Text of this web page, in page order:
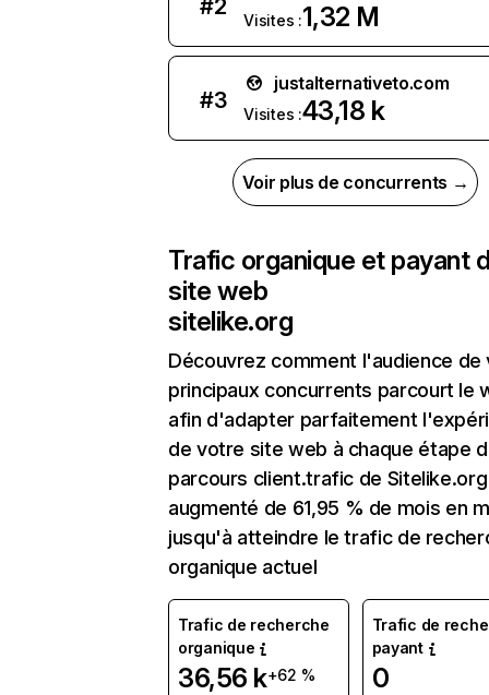
#2
Visites :1,32 M
#3
justalternativeto.com
Visites :43,18 k
Voir plus de concurrents →
Trafic organique et payant
site web
sitelike.org
Découvrez comment l'audience de
principaux concurrents parcourt le
afin d'adapter parfaitement
de votre site web à chaque étape
parcours client.trafic de
augmenté de 61,95 % de mois en
jusqu'à atteindre le trafic de
organique actuel
Trafic de recherche
organique
36,56 k+62 %
Trafic de
payant
0